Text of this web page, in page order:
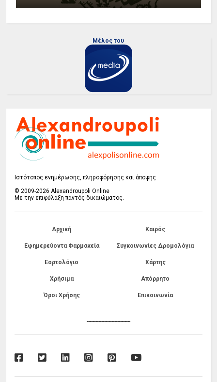
Μέλος του
Ιστότοπος ενημέρωσης, πληροφόρησης και άποψης
© 2009-2026 Alexandroupoli Online
Με την επιφύλαξη παντός δικαιώματος.
Αρχική Καιρός
Εφημερεύοντα Φαρμακεία Συγκοινωνίες Δρομολόγια
Εορτολόγιο Χάρτης
Χρήσιμα Απόρρητο
Όροι Χρήσης Επικοινωνία
------------------------------